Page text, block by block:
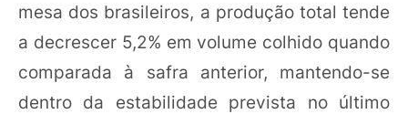
mesa dos brasileiros, a produção total tende
a decrescer 5,2% em volume colhido quando
comparada à safra anterior, mantendo-se
dentro da estabilidade prevista no último